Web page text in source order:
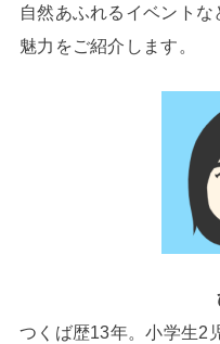
自然あふれるイベント
魅力をご紹介します。
つくば歴13年。小学生2